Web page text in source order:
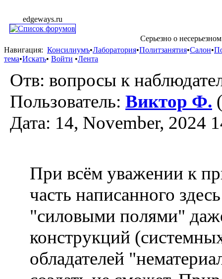
edgeways.ru
Серьезно о
Навигация: Консилиумъ•Лаборатория•Политзанятия•Салон•
тема•Искать• Войти •Лента
Отв: вопросы к
Пользователь: Виктор Ф.
Дата: 14, November, 2024
При всём уважении к
часть написанного
"силовыми полями"
конструкций
обладателей